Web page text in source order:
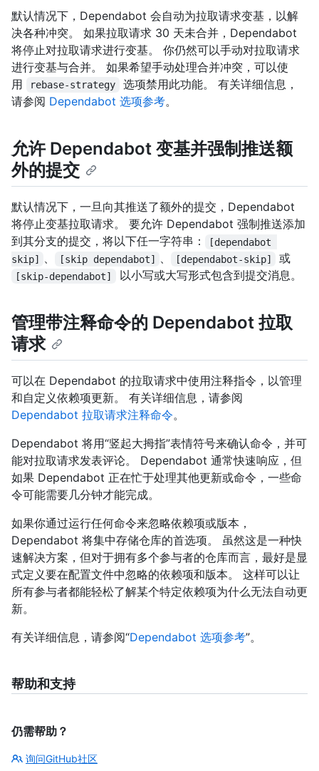
默认情况下，Dependabot 会自动为拉取请求变基，以解
决各种冲突。 如果拉取请求 30 天未合并，Dependabot
将停止对拉取请求进行变基。 你仍然可以手动对拉取请求
进行变基与合并。 如果希望手动处理合并冲突，可以使
用
rebase-strategy
选项禁用此功能。 有关详细信息，
请参阅 Dependabot 选项参考。
允许 Dependabot 变基并强制推送额
外的提交
默认情况下，一旦向其推送了额外的提交，Dependabot
将停止变基拉取请求。 要允许 Dependabot 强制推送添加
到其分支的提交，将以下任一字符串：
[dependabot
skip] 、 [skip dependabot] 、 [dependabot-skip] 或
[skip-dependabot] 以小写或大写形式包含到提交消息。
管理带注释命令的 Dependabot 拉取
请求
可以在 Dependabot 的拉取请求中使用注释指令，以管理
和自定义依赖项更新。 有关详细信息，请参阅
Dependabot 拉取请求注释命令。
Dependabot 将用“竖起大拇指”表情符号来确认命令，并可
能对拉取请求发表评论。 Dependabot 通常快速响应，但
如果 Dependabot 正在忙于处理其他更新或命令，一些命
令可能需要几分钟才能完成。
如果你通过运行任何命令来忽略依赖项或版本，
Dependabot 将集中存储仓库的首选项。 虽然这是一种快
速解决方案，但对于拥有多个参与者的仓库而言，最好是显
式定义要在配置文件中忽略的依赖项和版本。 这样可以让
所有参与者都能轻松了解某个特定依赖项为什么无法自动更
新。
有关详细信息，请参阅“Dependabot 选项参考”。
帮助和支持
仍需帮助？
询问GitHub社区